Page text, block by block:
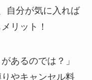
自分が気に入れば
リット！
あるのでは？」
やキャンセル料